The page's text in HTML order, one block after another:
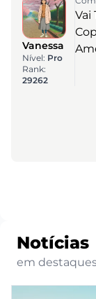
Vanessa
Nível: Pro
Rank:
29262
Vai
Notícias
em